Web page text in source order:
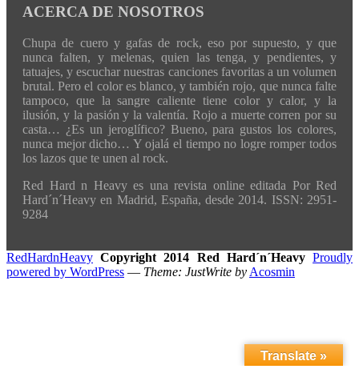
ACERCA DE NOSOTROS
Chupa de cuero y gafas de rock, eso por supuesto, y que
nunca falten, y melenas, quien las tenga, y pendientes, y
tatuajes, y escuchar nuestras canciones favoritas a un volumen
brutal. Pero el color es blanco, y también rojo, que nunca falte
tampoco, que la sangre caliente tiene color y calor, y la
ilusión, y la pasión y la valentía. Rojo a muerte corren por su
casta… ¿Es un jeroglífico? Bueno, para gustos los colores,
nunca mejor dicho… Y ojalá el tiempo no logre romper todos
los lazos que te unen al rock.
Red Hard n Heavy es una revista online editada Por Red
Hard´n´Heavy en Madrid, España, desde 2014. ISSN: 2951-
9284
RedHardnHeavy Copyright 2014 Red Hard´n´Heavy Proudly
powered by WordPress — Theme: JustWrite by Acosmin
Translate »